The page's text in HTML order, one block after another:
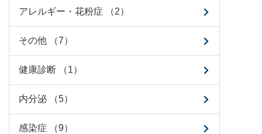
アレルギー・花粉症 （2）
その他 （7）
健康診断 （1）
内分泌 （5）
感染症 （9）